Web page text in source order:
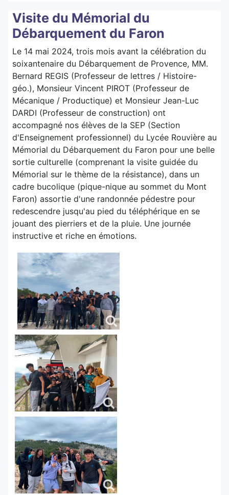
Visite du Mémorial du
Débarquement du Faron
Le 14 mai 2024, trois mois avant la célébration du
soixantenaire du Débarquement de Provence, MM.
Bernard REGIS (Professeur de lettres / Histoire-
géo.), Monsieur Vincent PIROT (Professeur de
Mécanique / Productique) et Monsieur Jean-Luc
DARDI (Professeur de construction) ont
accompagné nos élèves de la SEP (Section
d'Enseignement professionnel) du Lycée Rouvière au
Mémorial du Débarquement du Faron pour une belle
sortie culturelle (comprenant la visite guidée du
Mémorial sur le thème de la résistance), dans un
cadre bucolique (pique-nique au sommet du Mont
Faron) assortie d'une randonnée pédestre pour
redescendre jusqu'au pied du téléphérique en se
jouant des pierriers et de la pluie. Une journée
instructive et riche en émotions.